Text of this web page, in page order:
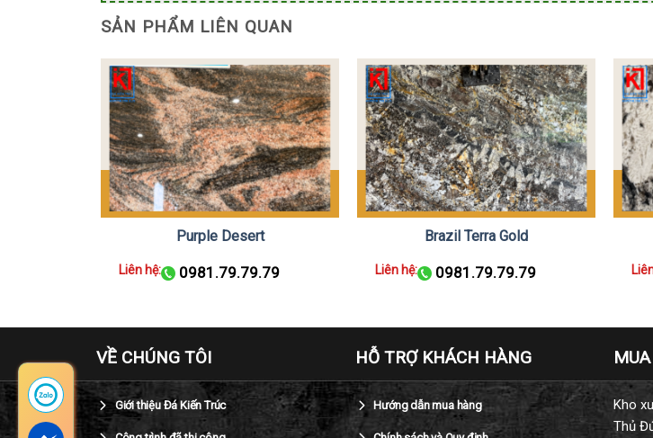
SẢN PHẨM LIÊN QUAN
Purple Desert
Liên hệ: 0981.79.79.79
Brazil Terra Gold
Liên hệ: 0981.79.79.79
VỀ CHÚNG TÔI
Giới thiệu Đá Kiến Trúc
HỖ TRỢ KHÁCH HÀNG
Hướng dẫn mua hàng
Kho
Thủ